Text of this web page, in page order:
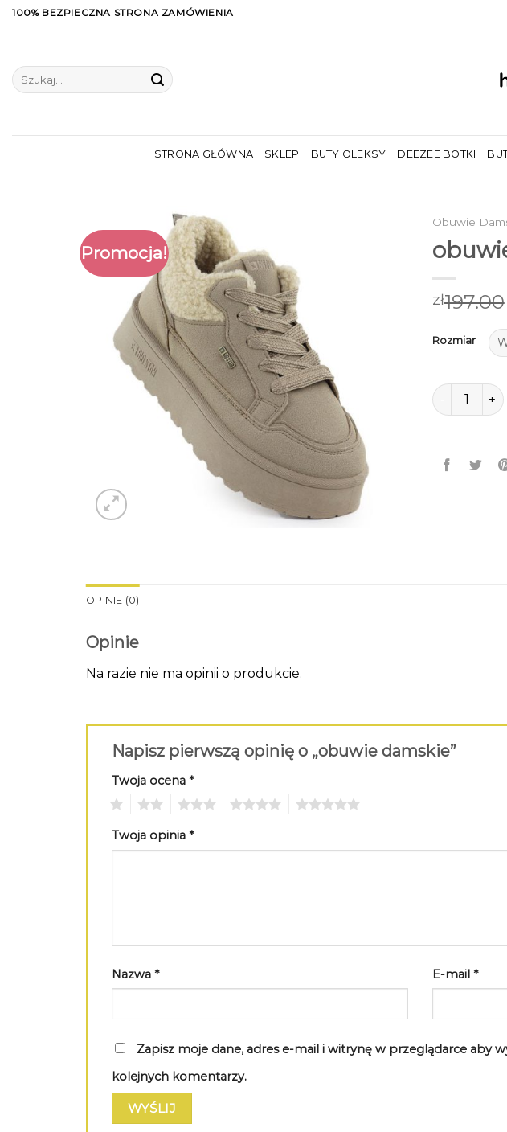
Skip100% BEZPIECZNA STRONA ZAMÓWIENIA
Szukaj:
STRONA GŁÓWNA SKLEP BUTY OLEKSY DEEZEE BOTKI
Promocja!
Obuwie
zł197.00
Rozmiar
ilość
OPINIE (0)
Opinie
Na razie nie ma opinii o produkcie.
Napisz pierwszą opinię o „obuwie damskie”
Twoja ocena *
Twoja opinia *
Nazwa * E-mail *
Zapisz moje dane, adres e-mail i witrynę w przeglądarce aby
kolejnych komentarzy.